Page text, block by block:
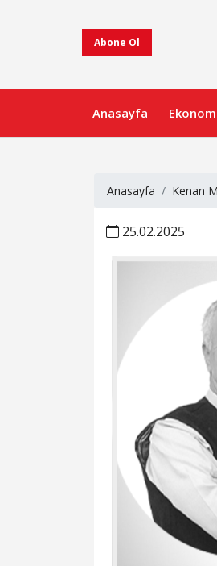
Abone Ol
Anasayfa
Anasayfa Kenan
25.02.2025